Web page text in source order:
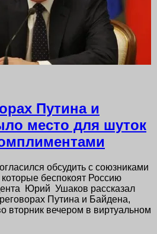
Путина и
место для шуток
обсудить с союзниками
беспокоят Россию
Юрий Ушаков рассказал
Путина и Байдена,
вторник вечером в виртуальном